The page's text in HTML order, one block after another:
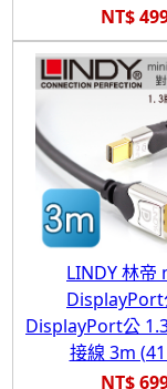
NT$
LINDY 林帝
DisplayPort
DisplayPort公
接線 3m
NT$